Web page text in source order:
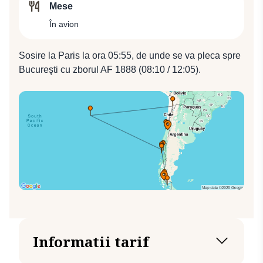
Santiago de Chile cu compania Latam, zbor LA 149
(18:37 / 20:43). Cazare la Hotel Holiday Inn Airport 4*
Mese
În avion
Sosire la Paris la ora 05:55, de unde se va pleca spre
Bucureşti cu zborul AF 1888 (08:10 / 12:05).
Informatii tarif